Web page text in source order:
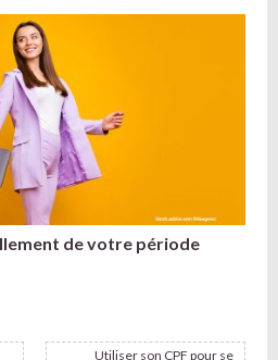
de votre période
Utiliser son CPF pour se